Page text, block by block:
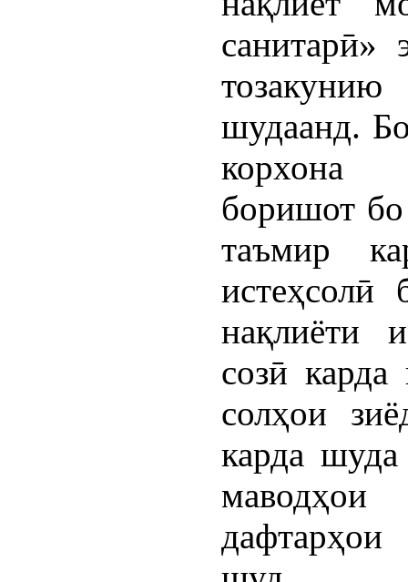
санитарӣ»
шудаанд.
корхона
боришот
таъмир
истеҳсолӣ
нақлиёти
созӣ
солҳои
карда